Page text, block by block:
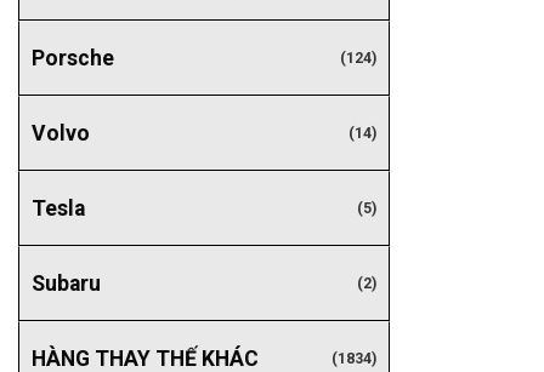
Porsche (124)
Volvo (14)
Tesla (5)
Subaru (2)
HÀNG THAY THẾ KHÁC (1834)